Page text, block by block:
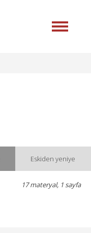
Eskiden yeniye
17 materyal, 1 sayfa